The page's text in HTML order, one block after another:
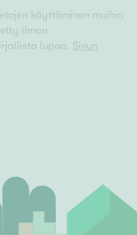
käyttäminen muihin
ilman
lupaa. Sivun